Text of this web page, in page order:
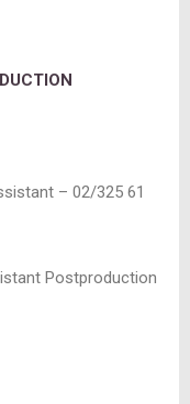
– 02/325 61
Postproduction